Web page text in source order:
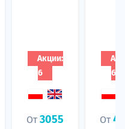
Акции:
6
От 3055
6
От